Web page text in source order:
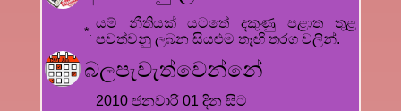
*.
යම් නීතියක් යටතේ දකුණු පළාත තුළ
පවත්වනු ලබන සියළුම තෑඟි තරග වලින්.
බලපැවැත්වෙන්නේ
2010 ජනවාරි 01 දින සිට